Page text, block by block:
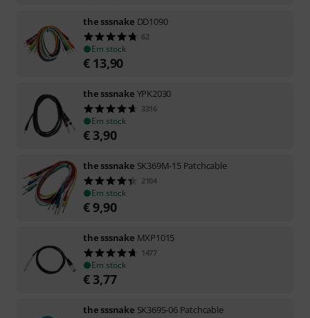
the sssnake DD1090
62
Em stock
€ 13,90
the sssnake YPK2030
3316
Em stock
€ 3,90
the sssnake SK369M-15 Patchcable
2104
Em stock
€9,90
the sssnake MXP1015
1477
Em stock
€ 3,77
the sssnake SK369S-06 Patchcable